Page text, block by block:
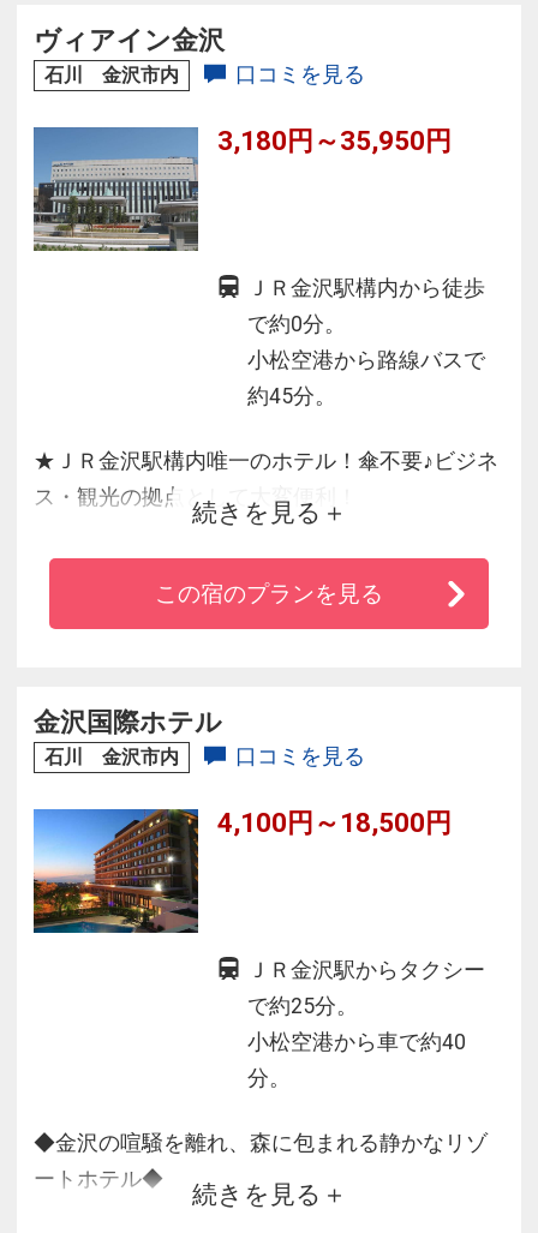
◆東館男女別浴場完備。広い浴場でリラック
ス！
ヴィアイン金沢
石川 金沢市内 口コミを見る
3,180円～35,950円
ＪＲ金沢駅構内から徒歩
で約0分。
小松空港から路線バスで
約45分。
★ＪＲ金沢駅構内唯一のホテル！傘不要♪ビジネ
ス・観光の拠点として大変便利！
★2015年4月全室リニューアル！
★全室インターネット回線完備、加湿器も全室
にセット。シングルは140CM幅のゆったりベッ
黄土・草・古代紫）を基本の色調とし、随所に
古都金沢らしさを表現♪
続きを見る
この宿のプランを見る
金沢国際ホテル
石川 金沢市内 口コミを見る
4,100円～18,500円
ＪＲ金沢駅からタクシー
で約25分。
小松空港から車で約40
分。
◆金沢の喧騒を離れ、森に包まれる静かなリゾ
ートホテル◆
金沢市南部の高台、緑豊かな高尾の森に佇む金
続きを見る